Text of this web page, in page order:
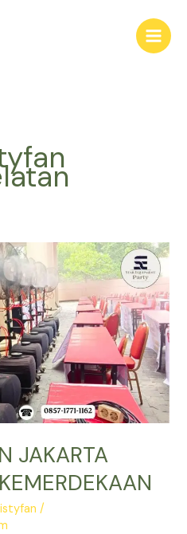
JAKARTA
/